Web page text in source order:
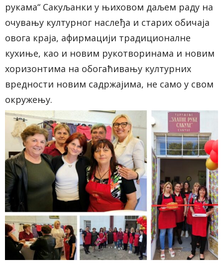
рукама“ Сакуљанки у њиховом даљем раду на
очувању културног наслеђа и старих обичаја
овога краја, афирмацији традиционалне
кухиње, као и новим рукотворинама и новим
хоризонтима на обогаћивању културних
вредности новим садржајима, не само у свом
окружењу.